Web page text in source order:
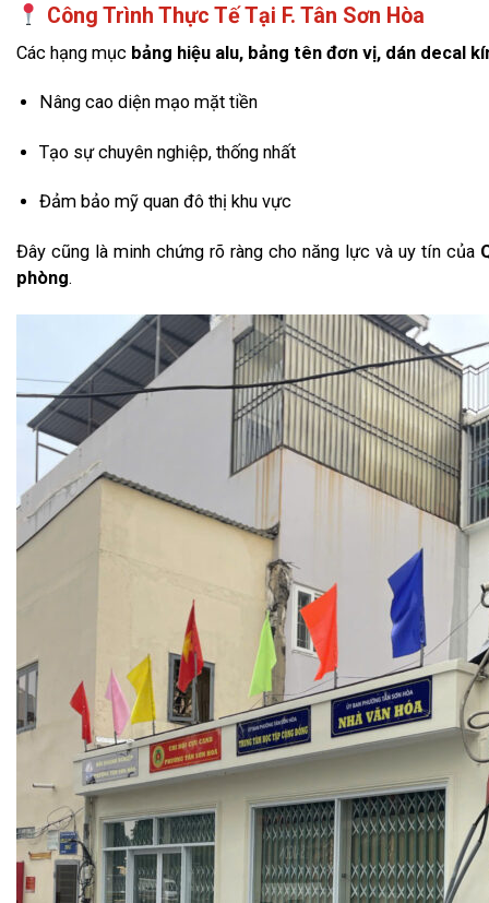
Công Trình Thực Tế Tại F. Tân Sơn Hòa
Các hạng mục bảng hiệu alu, bảng tên đơn vị, dán decal
Nâng cao diện mạo mặt tiền
Tạo sự chuyên nghiệp, thống nhất
Đảm bảo mỹ quan đô thị khu vực
Đây cũng là minh chứng rõ ràng cho năng lực và uy tín của
phòng.